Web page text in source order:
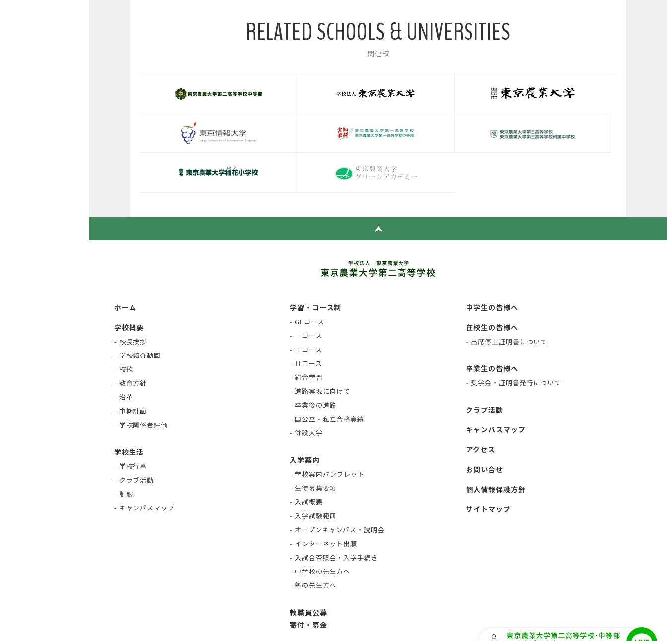
RELATED SCHOOLS & UNIVERSITIES
関連校
ホーム
学校概要
- 校長挨拶
- 学校紹介動画
- 校歌
- 教育方針
- 沿革
- 中期計画
- 学校関係者評価
学校生活
- 学校行事
- クラブ活動
- 制服
- キャンパスマップ
学習・コース制
- GEコース
- Ⅰコース
- Ⅱコース
- Ⅲコース
- 総合学習
- 進路実現に向けて
- 卒業後の進路
- 国公立・私立合格実績
- 併設大学
入学案内
- 学校案内パンフレット
- 生徒募集要項
- 入試概要
- 入学試験範囲
- オープンキャンパス・説明会
- インターネット出願
- 入試合否照会・入学手続き
- 中学校の先生方へ
- 塾の先生方へ
教職員公募
寄付・募金
中学生の皆様へ
在校生の皆様へ
- 出席停止証明書について
卒業生の皆様へ
- 奨学金・証明書発行について
クラブ活動
キャンパスマップ
アクセス
お問い合せ
個人情報保護方針
サイトマップ